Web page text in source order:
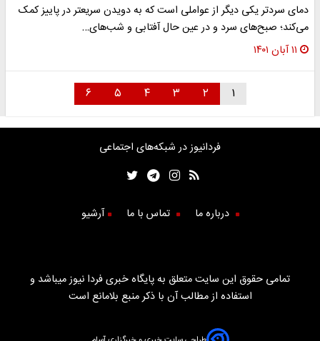
دمای سردتر یکی دیگر از عواملی است که به دویدن سریعتر در پاییز کمک
می‌کند؛ صبح‌های سرد و در عین حال آفتابی و شب‌های…
۱۱ آبان ۱۴۰۱
۱ ۲ ۳ ۴ ۵ ۶
فردانیوز در شبکه‌های اجتماعی
درباره ما تماس با ما آرشیو
تمامی حقوق این سایت متعلق به پایگاه خبری فردا نیوز میباشد و
استفاده از مطالب آن با ذکر منبع بلامانع است